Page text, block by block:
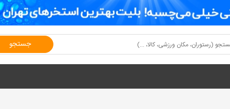
جستجو